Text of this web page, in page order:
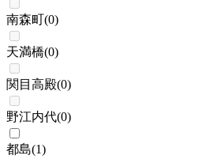
南森町(0)
天満橋(0)
関目高殿(0)
野江内代(0)
都島(1)